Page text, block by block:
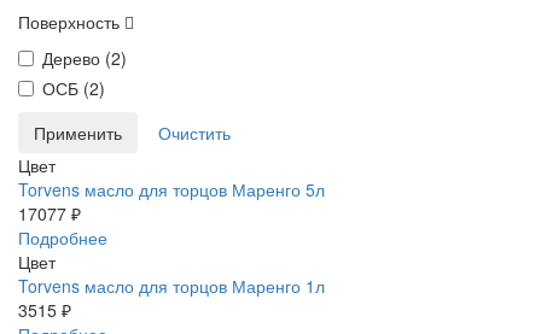
Поверхность
Дерево (2)
ОСБ (2)
Цвет
Torvens масло для торцов Маренго 5л
17077 ₽
Подробнее
Цвет
Torvens масло для торцов Маренго 1л
3515 ₽